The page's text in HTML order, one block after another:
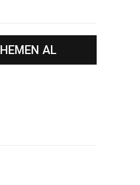
HEMEN AL